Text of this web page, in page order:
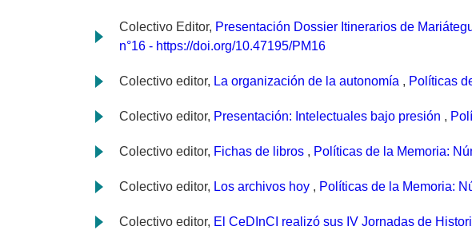
Colectivo Editor, Presentación Dossier Itinerarios de
n°16 - https://doi.org/10.47195/PM16
Colectivo editor, La organización de la autonomía , Políticas
Colectivo editor, Presentación: Intelectuales bajo presión ,
Colectivo editor, Fichas de libros , Políticas de la Memoria:
Colectivo editor, Los archivos hoy , Políticas de la Memoria:
Colectivo editor, El CeDInCI realizó sus IV Jornadas de